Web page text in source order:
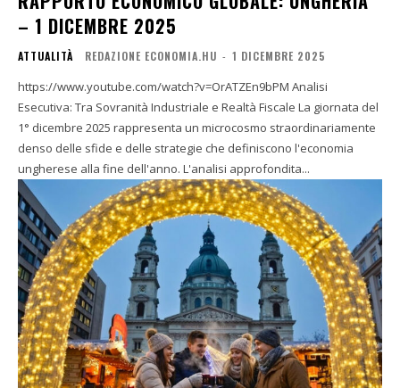
– 1 DICEMBRE 2025
ATTUALITÀ REDAZIONE ECONOMIA.HU - 1 DICEMBRE 2025
https://www.youtube.com/watch?v=OrATZEn9bPM Analisi
Esecutiva: Tra Sovranità Industriale e Realtà Fiscale La giornata del
1° dicembre 2025 rappresenta un microcosmo straordinariamente
denso delle sfide e delle strategie che definiscono l'economia
ungherese alla fine dell'anno. L'analisi approfondita...